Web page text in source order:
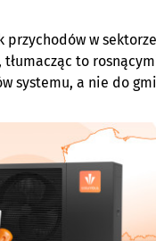
przychodów w
to
systemu, a nie do